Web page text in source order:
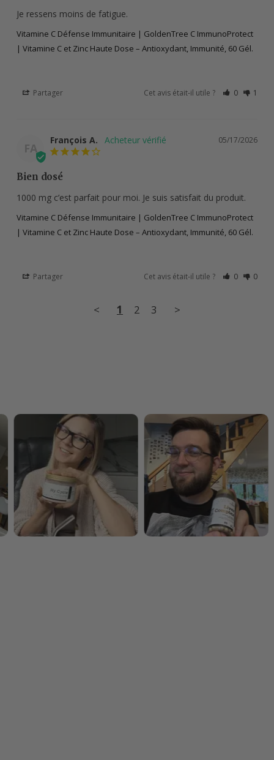
Je ressens moins de fatigue.
Vitamine C Défense Immunitaire | GoldenTree C ImmunoProtect
| Vitamine C et Zinc Haute Dose – Antioxydant, Immunité, 60 Gél.
Partager Cet avis était-il utile ? 0 1
FA
05/17/2026
François A.
Bien dosé
1000 mg c’est parfait pour moi. Je suis satisfait du produit.
Vitamine C Défense Immunitaire | GoldenTree C ImmunoProtect
| Vitamine C et Zinc Haute Dose – Antioxydant, Immunité, 60 Gél.
Partager Cet avis était-il utile ? 0 0
< 1 2 3 >